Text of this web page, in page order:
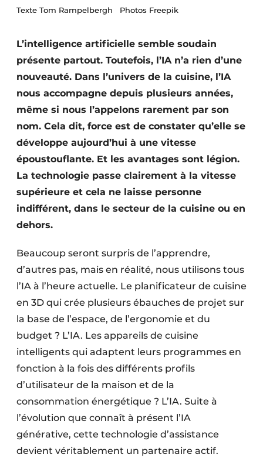
Video’s
Texte Tom Rampelbergh Photos Freepik
L’intelligence artificielle semble soudain
présente partout. Toutefois, l’IA n’a rien d’une
nouveauté. Dans l’univers de la cuisine, l’IA
nous accompagne depuis plusieurs années,
même si nous l’appelons rarement par son
nom. Cela dit, force est de constater qu’elle se
développe aujourd’hui à une vitesse
époustouflante. Et les avantages sont légion.
La technologie passe clairement à la vitesse
supérieure et cela ne laisse personne
indifférent, dans le secteur de la cuisine ou en
dehors.
Beaucoup seront surpris de l’apprendre,
d’autres pas, mais en réalité, nous utilisons tous
l’IA à l’heure actuelle. Le planificateur de cuisine
en 3D qui crée plusieurs ébauches de projet sur
la base de l’espace, de l’ergonomie et du
budget ? L’IA. Les appareils de cuisine
intelligents qui adaptent leurs programmes en
fonction à la fois des différents profils
d’utilisateur de la maison et de la
consommation énergétique ? L’IA. Suite à
l’évolution que connaît à présent l’IA
générative, cette technologie d’assistance
devient véritablement un partenaire actif.